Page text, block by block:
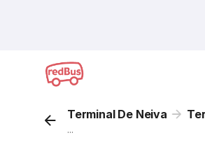
Terminal De Neiva
...